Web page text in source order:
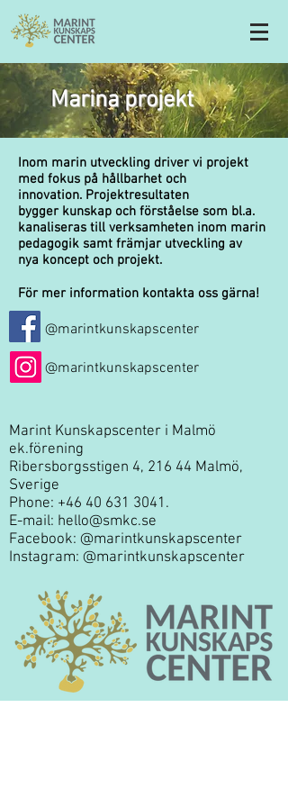
Marina projekt
Inom marin utveckling driver vi projekt
med fokus på hållbarhet och
innovation. Projektresultaten
bygger kunskap och förståelse som bl.a.
kanaliseras till verksamheten inom marin
pedagogik samt främjar utveckling av
nya koncept och projekt.
För mer information kontakta oss gärna!
@marintkunskapscenter
@marintkunskapscenter
Marint Kunskapscenter i Malmö
ek.förening
Ribersborgsstigen 4, 216 44 Malmö,
Sverige
Phone: +46 40 631 3041 .
E-mail: hello@smkc.se
Facebook: @marintkunskapscenter
Instagram: @marintkunskapscenter